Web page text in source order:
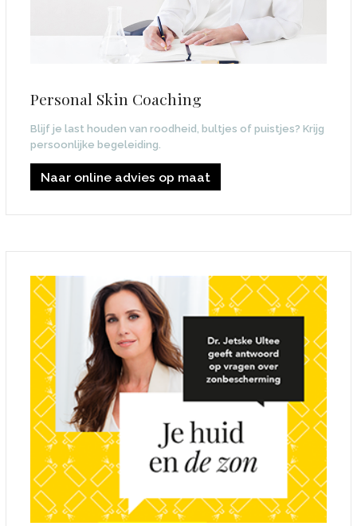
Personal Skin Coaching
Blijf je last houden van roodheid, bultjes of puistjes? Krijg
persoonlijke begeleiding.
Naar online advies op maat